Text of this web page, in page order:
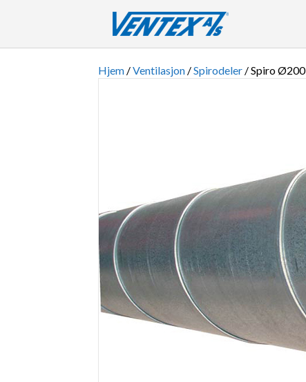
Hjem /Ventilasjon /Spirodeler / Spiro Ø200